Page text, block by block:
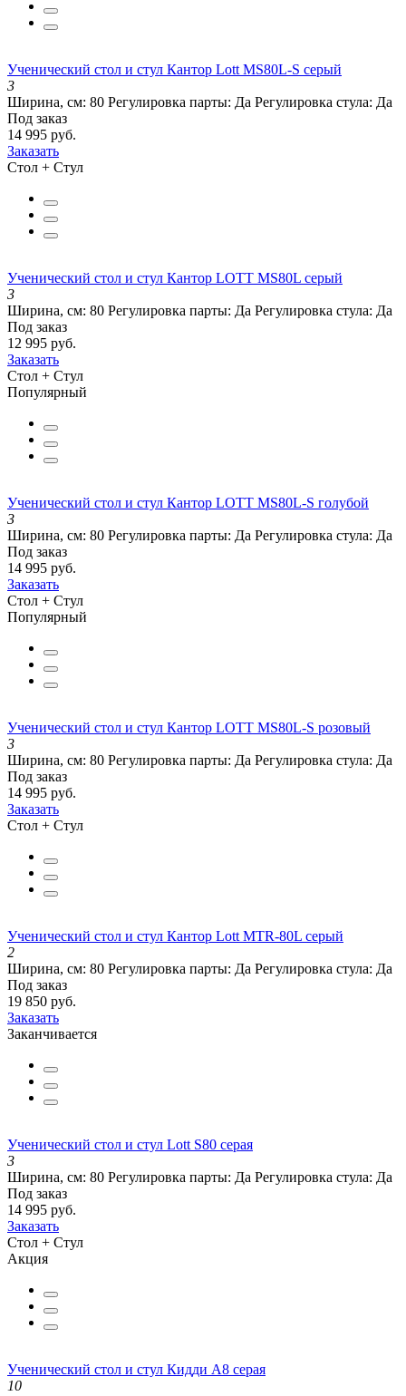
Ученический стол и стул Кантор Lott MS80L-S серый
3
Ширина, см: 80 Регулировка парты: Да Регулировка стула: Да
Под заказ
14 995 руб.
Заказать
Стол + Стул
Ученический стол и стул Кантор LOTT MS80L серый
3
Ширина, см: 80 Регулировка парты: Да Регулировка стула: Да
Под заказ
12 995 руб.
Заказать
Стол + Стул
Популярный
Ученический стол и стул Кантор LOTT MS80L-S голубой
3
Ширина, см: 80 Регулировка парты: Да Регулировка стула: Да
Под заказ
14 995 руб.
Заказать
Стол + Стул
Популярный
Ученический стол и стул Кантор LOTT MS80L-S розовый
3
Ширина, см: 80 Регулировка парты: Да Регулировка стула: Да
Под заказ
14 995 руб.
Заказать
Стол + Стул
Ученический стол и стул Кантор Lott MTR-80L серый
2
Ширина, см: 80 Регулировка парты: Да Регулировка стула: Да
Под заказ
19 850 руб.
Заказать
Заканчивается
Ученический стол и стул Lott S80 серая
3
Ширина, см: 80 Регулировка парты: Да Регулировка стула: Да
Под заказ
14 995 руб.
Заказать
Стол + Стул
Акция
Ученический стол и стул Кидди А8 серая
10